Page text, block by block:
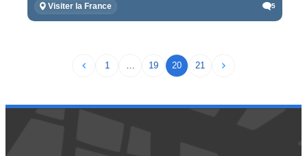
Visiter la France 5
1 19 20 21